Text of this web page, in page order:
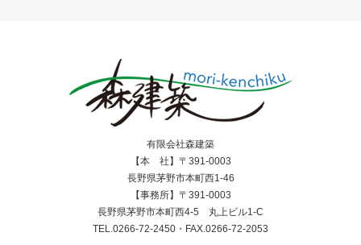
有限会社森建築
【本 社】〒391-0003
長野県茅野市本町西1-46
【事務所】〒391-0003
長野県茅野市本町西4-5 丸上ビル1-C
TEL.0266-72-2450・FAX.0266-72-2053